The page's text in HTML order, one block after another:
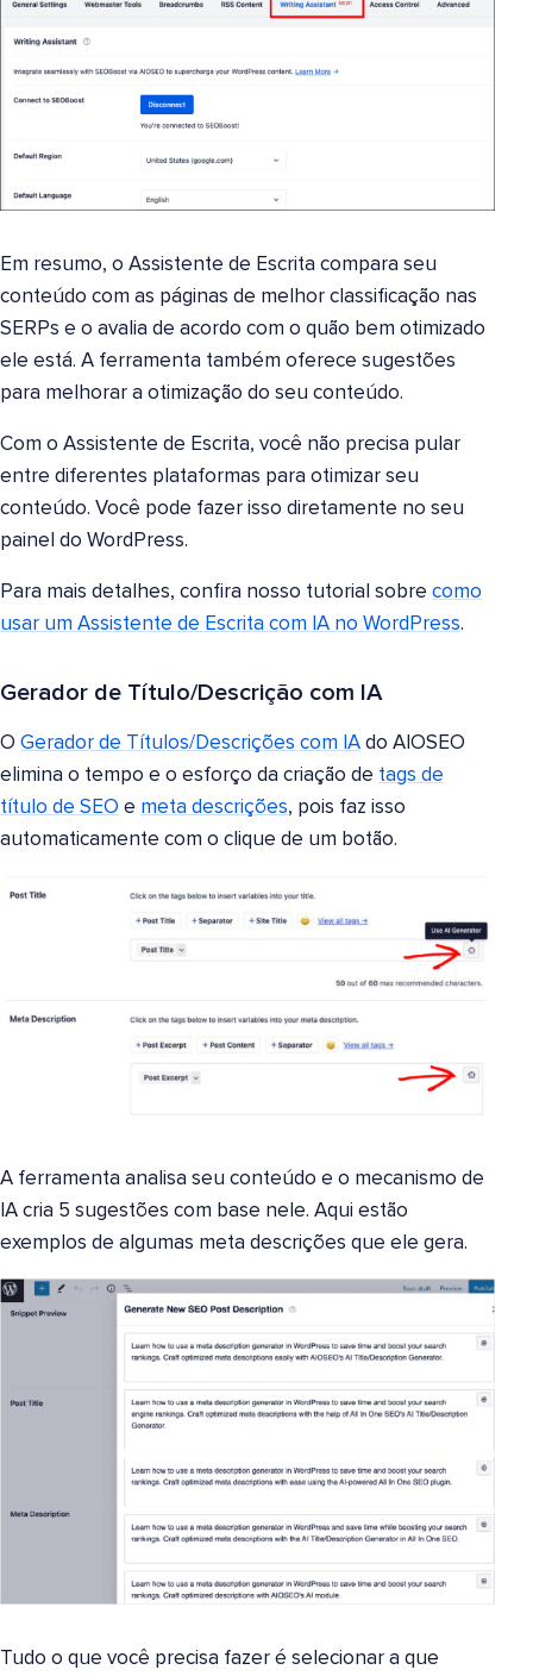
Em resumo, o Assistente de Escrita compara seu
conteúdo com as páginas de melhor classificação nas
SERPs e o avalia de acordo com o quão bem otimizado
ele está. A ferramenta também oferece sugestões
para melhorar a otimização do seu conteúdo.
Com o Assistente de Escrita, você não precisa pular
entre diferentes plataformas para otimizar seu
conteúdo. Você pode fazer isso diretamente no seu
painel do WordPress.
Para mais detalhes, confira nosso tutorial sobre como
usar um Assistente de Escrita com IA no WordPress.
Gerador de Título/Descrição com IA
O Gerador de Títulos/Descrições com IA do AIOSEO
elimina o tempo e o esforço da criação de tags de
título de SEO e meta descrições, pois faz isso
automaticamente com o clique de um botão.
A ferramenta analisa seu conteúdo e o mecanismo de
IA cria 5 sugestões com base nele. Aqui estão
exemplos de algumas meta descrições que ele gera.
Tudo o que você precisa fazer é selecionar a que